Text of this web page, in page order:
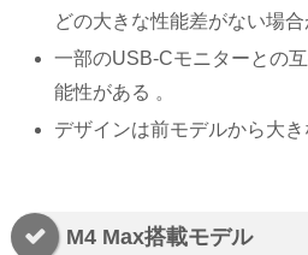
どの大きな性能差がない場
一部のUSB-Cモニターとの
能性がある 。
デザインは前モデルから大
M4 Max搭載モデル